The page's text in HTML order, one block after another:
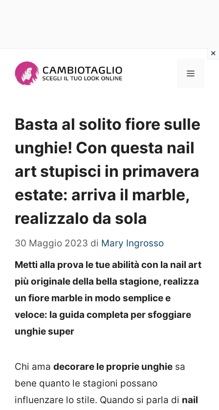
Menu
Basta al solito fiore sulle
unghie! Con questa nail
art stupisci in primavera
estate: arriva il marble,
realizzalo da sola
30 Maggio 2023 di Mary Ingrosso
Metti alla prova le tue abilità con la nail art
più originale della bella stagione, realizza
un fiore marble in modo semplice e
veloce: la guida completa per sfoggiare
unghie super
Chi ama decorare le proprie unghie sa
bene quanto le stagioni possano
influenzare lo stile. Quando si parla di nail